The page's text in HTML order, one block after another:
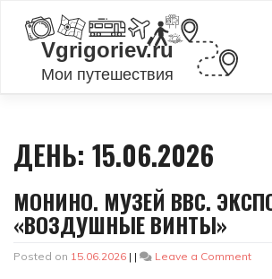
content
ДЕНЬ: 15.06.2026
МОНИНО. МУЗЕЙ ВВС.
«ВОЗДУШНЫЕ ВИНТЫ»
Posted on 15.06.2026 | | Leave a Commenton